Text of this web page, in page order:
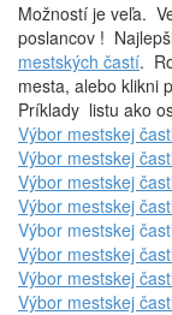
Možností je veľa.
poslancov !
mestských častí.
mesta, alebo klikni
Príklady listu ako
Výbor mestskej
Výbor mestskej
Výbor mestskej
Výbor mestskej
Výbor mestskej
Výbor mestskej
Výbor mestskej
Výbor mestskej